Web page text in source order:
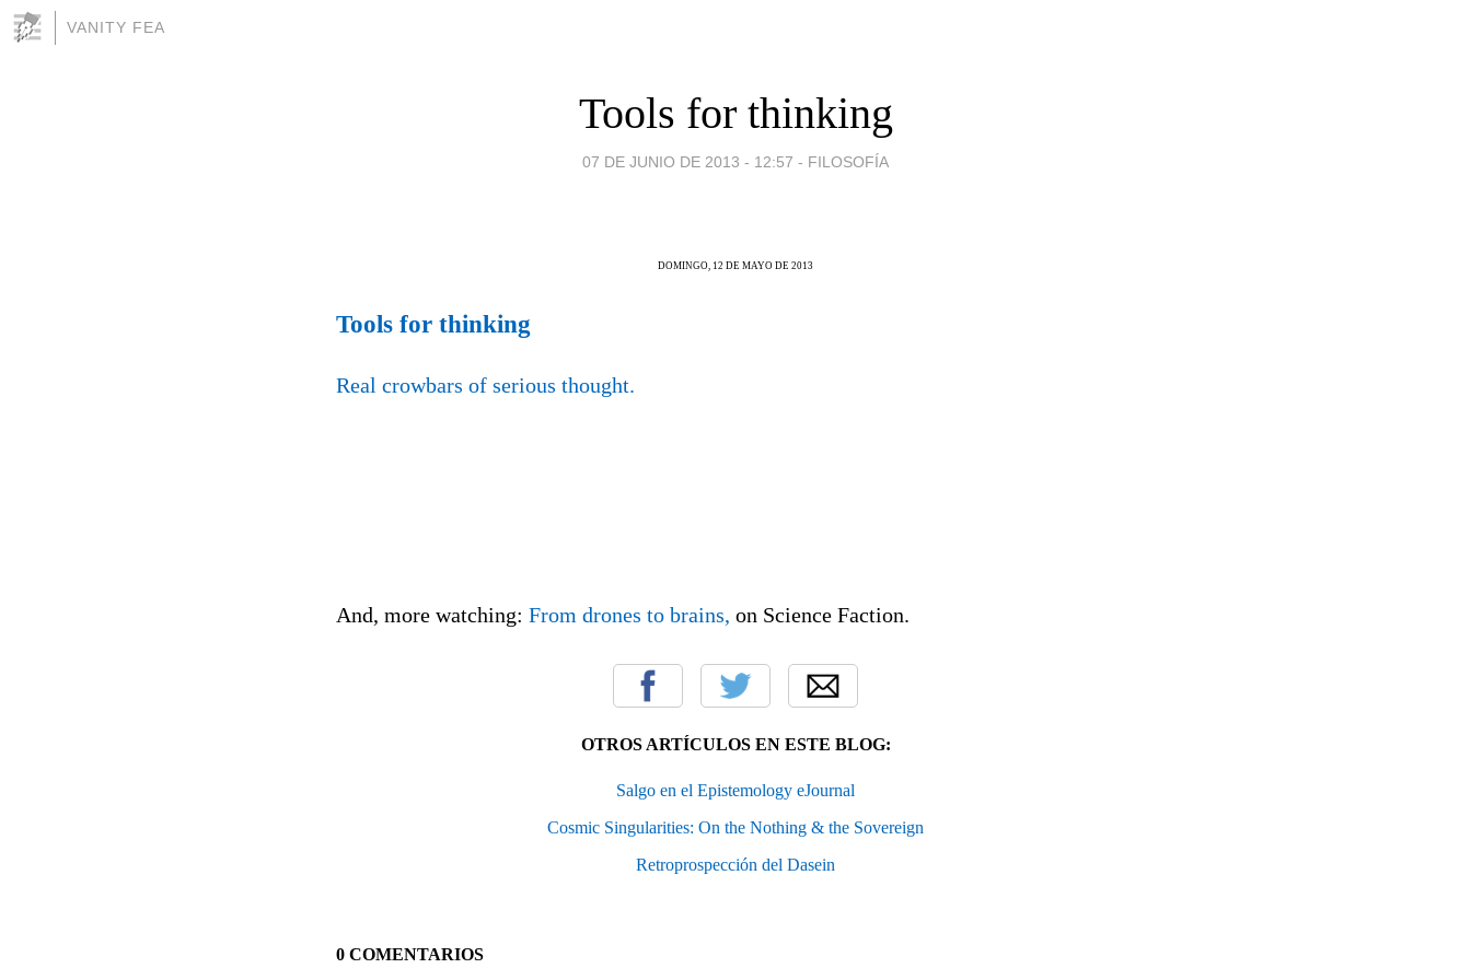
VANITY FEA
Tools for thinking
07 DE JUNIO DE 2013 - 12:57 - FILOSOFÍA
DOMINGO, 12 DE MAYO DE 2013
Tools for thinking
Real crowbars of serious thought.
And, more watching: From drones to brains, on Science Faction.
OTROS ARTÍCULOS EN ESTE BLOG:
Salgo en el Epistemology eJournal
Cosmic Singularities: On the Nothing & the Sovereign
Retroprospección del Dasein
0 COMENTARIOS